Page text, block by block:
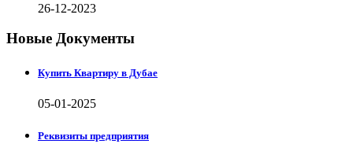
26-12-2023
Новые Документы
Купить Квартиру в Дубае
05-01-2025
Реквизиты предприятия